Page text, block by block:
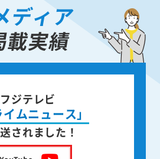
ディア
載実績
書籍出版
身近な人が
た後の遺品整理
版しました！